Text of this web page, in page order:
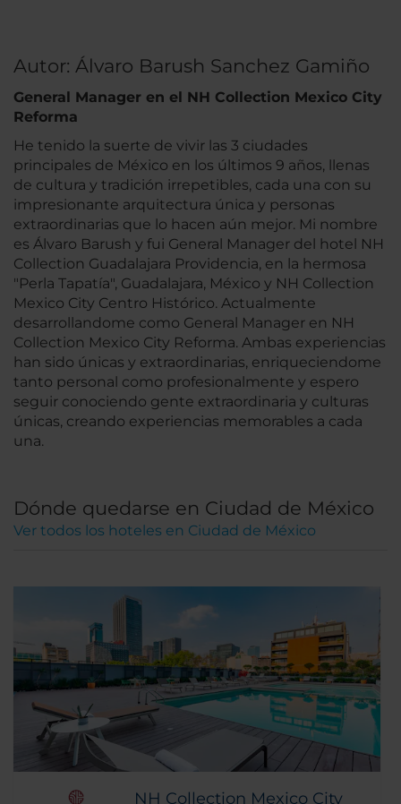
Autor: Álvaro Barush Sanchez Gamiño
General Manager en el NH Collection Mexico City
Reforma
He tenido la suerte de vivir las 3 ciudades
principales de México en los últimos 9 años, llenas
de cultura y tradición irrepetibles, cada una con su
impresionante arquitectura única y personas
extraordinarias que lo hacen aún mejor. Mi nombre
es Álvaro Barush y fui General Manager del hotel NH
Collection Guadalajara Providencia, en la hermosa
"Perla Tapatía", Guadalajara, México y NH Collection
Mexico City Centro Histórico. Actualmente
desarrollandome como General Manager en NH
Collection Mexico City Reforma. Ambas experiencias
han sido únicas y extraordinarias, enriqueciendome
tanto personal como profesionalmente y espero
seguir conociendo gente extraordinaria y culturas
únicas, creando experiencias memorables a cada
una.
Dónde quedarse en Ciudad de México
Ver todos los hoteles en Ciudad de México
NH Collection Mexico City